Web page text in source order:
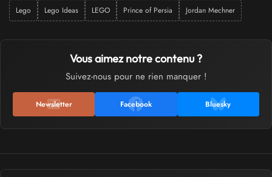
Lego Lego Ideas LEGO Prince of Persia Jordan Mechner
Vous aimez notre contenu ?
Suivez-nous pour ne rien manquer !
Newsletter Facebook Bluesky